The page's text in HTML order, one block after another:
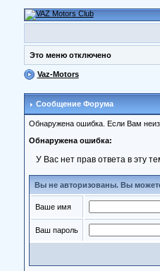
Это меню отключено
Vaz-Motors
Сообщение Форума
Обнаружена ошибка. Если Вам
Обнаружена ошибка:
У Вас нет прав ответа в эту
Вы не авторизованы. Вы
Ваше имя
Ваш пароль